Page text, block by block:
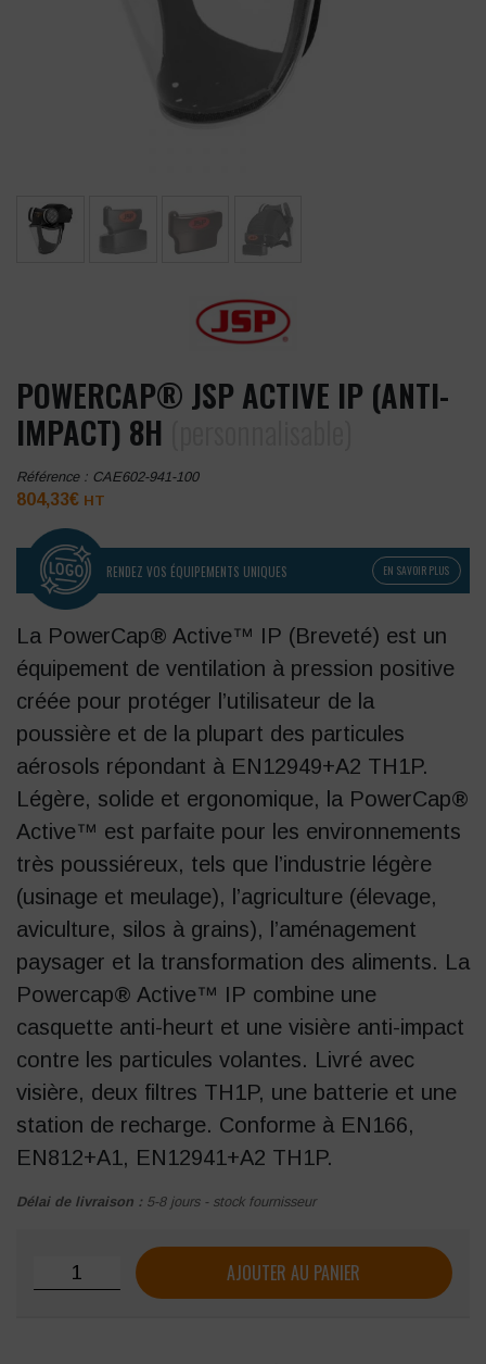
POWERCAP® JSP ACTIVE IP (ANTI-
IMPACT) 8H
Référence : CAE602-941-100
804,33€ HT
RENDEZ VOS ÉQUIPEMENTS UNIQUES EN SAVOIR PLUS
La PowerCap® Active™ IP (Breveté) est un
équipement de ventilation à pression positive
créée pour protéger l’utilisateur de la
poussière et de la plupart des particules
aérosols répondant à EN12949+A2 TH1P.
Légère, solide et ergonomique, la PowerCap®
Active™ est parfaite pour les environnements
très poussiéreux, tels que l’industrie légère
(usinage et meulage), l’agriculture (élevage,
aviculture, silos à grains), l’aménagement
paysager et la transformation des aliments. La
Powercap® Active™ IP combine une
casquette anti-heurt et une visière anti-impact
contre les particules volantes. Livré avec
visière, deux filtres TH1P, une batterie et une
station de recharge. Conforme à EN166,
EN812+A1, EN12941+A2 TH1P.
Délai de livraison : 5-8 jours - stock fournisseur
quantité de Powercap® JSP Active IP (anti-impact) 8h
AJOUTER AU PANIER